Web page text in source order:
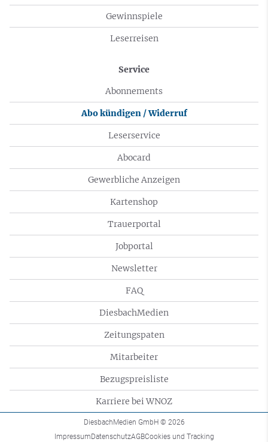
Gewinnspiele
Leserreisen
Service
Abonnements
Abo kündigen / Widerruf
Leserservice
Abocard
Gewerbliche Anzeigen
Kartenshop
Trauerportal
Jobportal
Newsletter
FAQ
DiesbachMedien
Zeitungspaten
Mitarbeiter
Bezugspreisliste
Karriere bei WNOZ
DiesbachMedien GmbH © 2026
ImpressumDatenschutzAGBCookies und Tracking